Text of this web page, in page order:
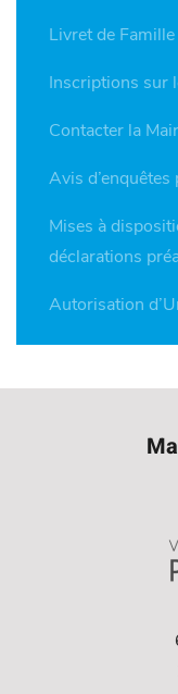
Livret de Famille
Inscriptions sur
Contacter la
Avis d’enquêtes
Mises à
déclarations
Autorisation